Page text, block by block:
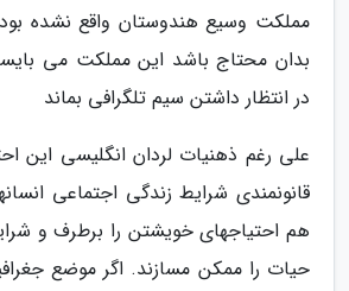
مملکت وسیع هندوستان واقع نشده
بدان محتاج باشد این مملکت می
در انتظار داشتن سیم تلگرافی بماند
علی رغم ذهنیات لردان انگلیسی این
قانونمندی شرایط زندگی اجتماعی
هم احتیاجهای خویشتن را برطرف و
حیات را ممکن مسازند. اگر موضع